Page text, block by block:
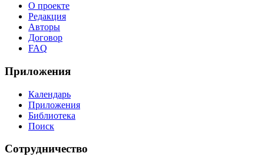
О проекте
Редакция
Авторы
Договор
FAQ
Приложения
Календарь
Приложения
Библиотека
Поиск
Сотрудничество